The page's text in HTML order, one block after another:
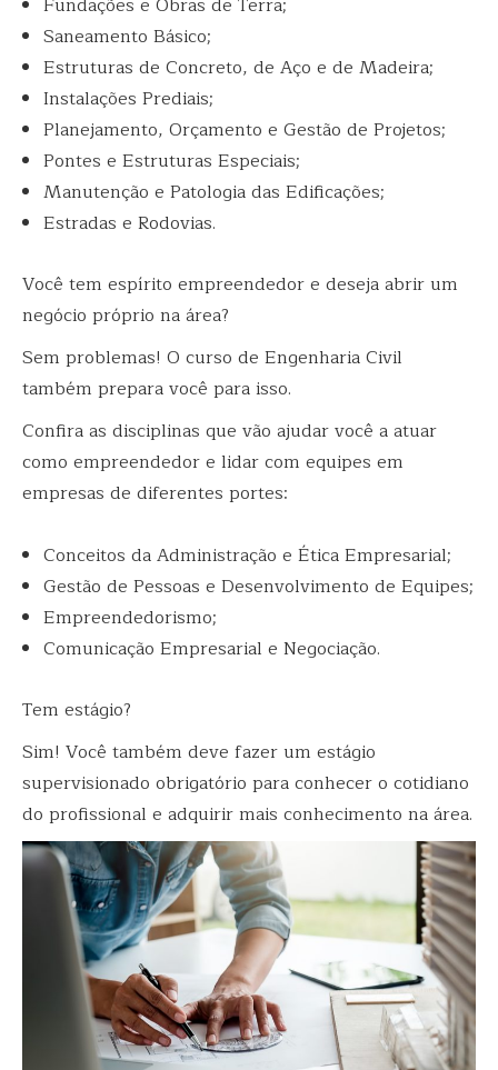
Saneamento Básico;
Estruturas de Concreto, de Aço e de Madeira;
Instalações Prediais;
Planejamento, Orçamento e Gestão de Projetos;
Pontes e Estruturas Especiais;
Manutenção e Patologia das Edificações;
Estradas e Rodovias.
Você tem espírito empreendedor e deseja abrir um
negócio próprio na área?
Sem problemas! O curso de Engenharia Civil
também prepara você para isso.
Confira as disciplinas que vão ajudar você a atuar
como empreendedor e lidar com equipes em
empresas de diferentes portes:
Conceitos da Administração e Ética Empresarial;
Gestão de Pessoas e Desenvolvimento de Equipes;
Empreendedorismo;
Comunicação Empresarial e Negociação.
Tem estágio?
Sim! Você também deve fazer um estágio
supervisionado obrigatório para conhecer o cotidiano
do profissional e adquirir mais conhecimento na área.